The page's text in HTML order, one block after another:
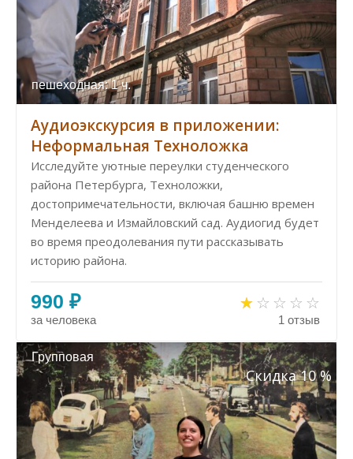
пешеходная: 1 ч.
Аудиоэкскурсия в приложении:
Неформальная Техноложка
Исследуйте уютные переулки студенческого
района Петербурга, Техноложки,
достопримечательности, включая башню времен
Менделеева и Измайловский сад. Аудиогид будет
во время преодолевания пути рассказывать
историю района.
990 ₽
за человека 1 отзыв
Групповая
Скидка 10 %